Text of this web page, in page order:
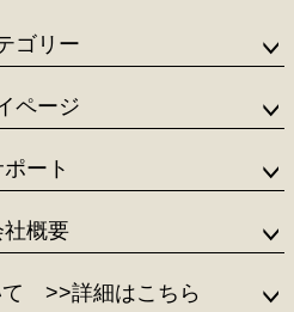
ップ
ゴリー
ページ
ート
社概要
>>詳細はこちら